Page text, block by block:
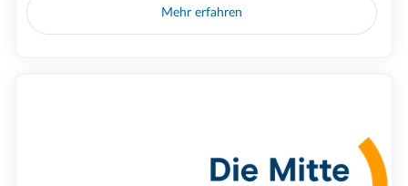
Mehr erfahren